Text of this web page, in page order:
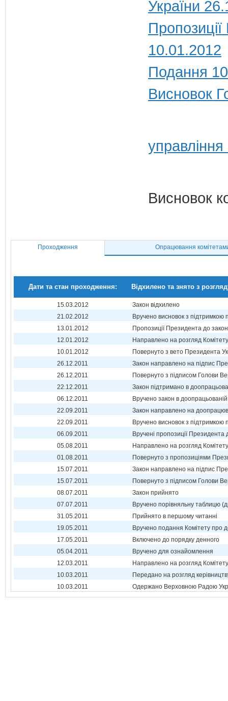
України
10.01.2012
Подання
Висновок
Висновок
Проходження Опрацювання
Дати та стан проходження: Відхилено та знято з
15.03.2012
Закон відхилено
21.02.2012
Вручено висновок з
13.01.2012
Пропозиції Президента до
12.01.2012
Направлено на розгляд Комітету
10.01.2012
Повернуто з вето Президента
26.12.2011
Закон направлено на підпис
26.12.2011
Повернуто з підписом Голови
22.12.2011
Закон підтримано в
06.12.2011
Вручено закон в доопрацьованій
22.09.2011
Закон направлено на
22.09.2011
Вручено висновок з
06.09.2011
Вручені пропозиції Президента
05.08.2011
Направлено на розгляд Комітету
01.08.2011
Повернуто з пропозиціями
15.07.2011
Закон направлено на підпис
15.07.2011
Повернуто з підписом Голови
08.07.2011
Закон прийнято
07.07.2011
Вручено порівняльну таблицю
31.05.2011
Прийнято в першому читанні
19.05.2011
Вручено подання Комітету про
17.05.2011
Включено до порядку денного
05.04.2011
Вручено для ознайомлення
12.03.2011
Направлено на розгляд Комітету
10.03.2011
Передано на розгляд
10.03.2011
Одержано Верховною Радою